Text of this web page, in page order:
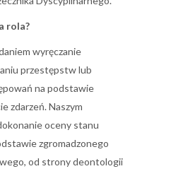
rola?
wyręczanie
przestępstw lub
na podstawie
zdarzeń. Naszym
oceny stanu
zgromadzonego
od strony deontologii